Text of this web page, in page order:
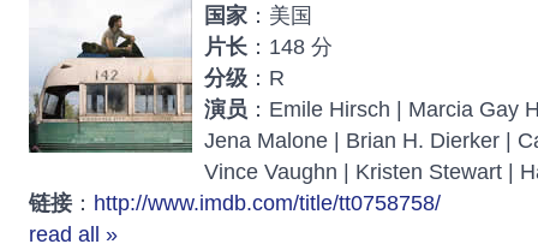
国家 ：美国
片长 ：148 分
分级 ：R
演员 ：Emile Hirsch | Marcia Gay
Jena Malone | Brian H. Dierker |
Vince Vaughn | Kristen Stewart |
链接 ： http://www.imdb.com/title/tt0758758/
read all »